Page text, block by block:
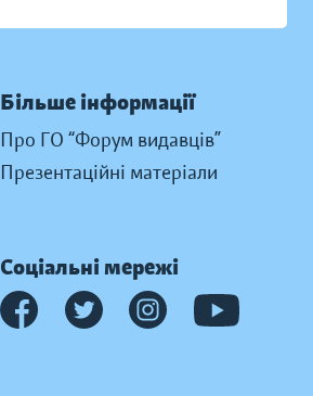
Більше інформації
Про ГО “Форум видавців”
Презентаційні матеріали
Соціальні мережі